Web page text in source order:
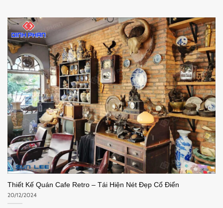
Thiết Kế Quán Cafe Retro – Tái Hiện Nét Đẹp Cổ Điển
20/12/2024